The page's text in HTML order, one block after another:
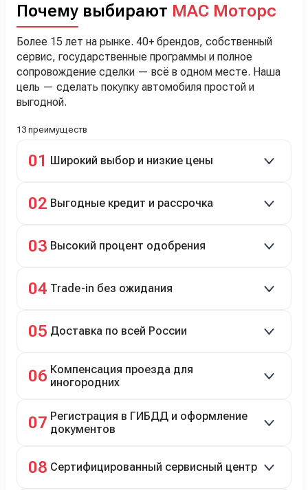
Почему выбирают МАС Моторс
Более 15 лет на рынке. 40+ брендов, собственный
сервис, государственные программы и полное
сопровождение сделки — всё в одном месте. Наша
цель — сделать покупку автомобиля простой и
выгодной.
13 преимуществ
01 Широкий выбор и низкие цены
подержанные авто.
02 Выгодные кредит и рассрочка
рассрочка 0% на 2 года при первом взносе 35–50%.
03 Высокий процент одобрения
04 Trade-in без ожидания
05 Доставка по всей России
06 Компенсация проезда для
иногородних
07 Регистрация в ГИБДД и оформление
документов
08 Сертифицированный сервисный центр